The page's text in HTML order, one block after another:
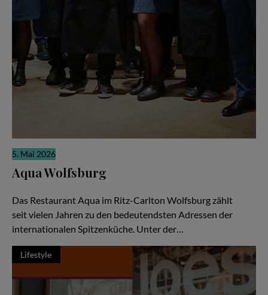
5. Mai 2026
Aqua Wolfsburg
Das Restaurant Aqua im Ritz-Carlton Wolfsburg zählt
seit vielen Jahren zu den bedeutendsten Adressen der
internationalen Spitzenküche. Unter der…
Lifestyle